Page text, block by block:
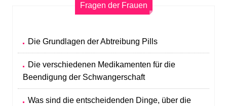
Fragen der Frauen
Die Grundlagen der Abtreibung Pills
Die verschiedenen Medikamenten für die
Beendigung der Schwangerschaft
Was sind die entscheidenden Dinge, über die